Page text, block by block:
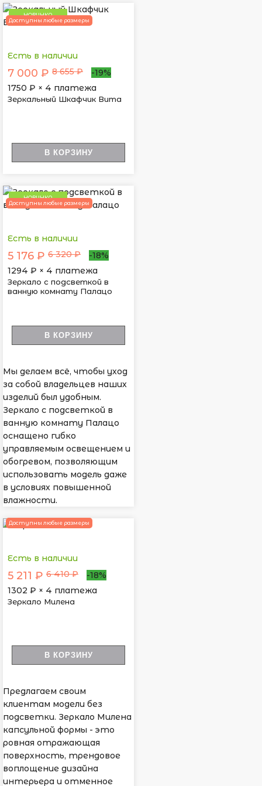
НОВИНКА
Доступны любые размеры
Есть в наличии
7 000 ₽ 8 655 ₽
-19%
1750 ₽ × 4 платежа
Зеркальный Шкафчик Вита
В КОРЗИНУ
НОВИНКА
Доступны любые размеры
Есть в наличии
5 176 ₽ 6 320 ₽
-18%
1294 ₽ × 4 платежа
Зеркало с подсветкой в
ванную комнату Палацо
В КОРЗИНУ
Мы делаем всё, чтобы уход
за собой владельцев наших
изделий был удобным.
Зеркало с подсветкой в
ванную комнату Палацо
оснащено гибко
управляемым освещением и
обогревом, позволяющим
использовать модель даже
в условиях повышенной
влажности.
Доступны любые размеры
Есть в наличии
5 211 ₽ 6 410 ₽
-18%
1302 ₽ × 4 платежа
Зеркало Милена
В КОРЗИНУ
Предлагаем своим
клиентам модели без
подсветки. Зеркало Милена
капсульной формы - это
ровная отражающая
поверхность, трендовое
воплощение дизайна
интерьера и отменное